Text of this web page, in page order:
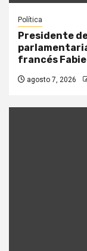
Política
Presidente
francés
agosto 7, 2026